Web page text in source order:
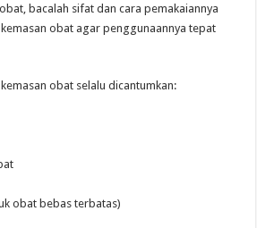
bacalah sifat dan cara pemakaiannya
obat agar penggunaannya tepat
obat selalu dicantumkan:
obat bebas terbatas)